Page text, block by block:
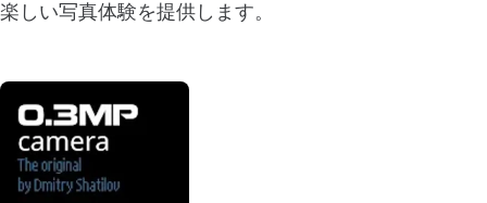
楽しい写真体験を提供します。